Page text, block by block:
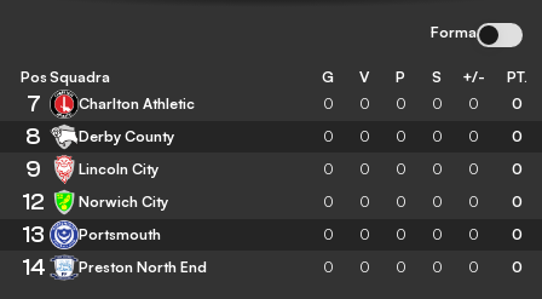
Forma
Pos Squadra G V P S +/- PT.
7 Charlton Athletic 0 0 0 0 0 0
8 Derby County 0 0 0 0 0 0
9 Lincoln City 0 0 0 0 0 0
12 Norwich City 0 0 0 0 0 0
13 Portsmouth 0 0 0 0 0 0
14 Preston North End 0 0 0 0 0 0